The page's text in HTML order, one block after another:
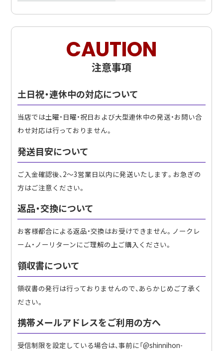
CAUTION
注意事項
土日祝・連休中の対応について
当店では土曜・日曜・祝日および大型連休中の発送・お問い合
わせ対応は行っておりません。
発送目安について
ご入金確認後、2〜3営業日以内に発送いたします。お急ぎの
方はご注意ください。
返品・交換について
お客様都合による返品・交換はお受けできません。ノークレ
ーム・ノーリターンにご理解の上ご購入ください。
領収書について
領収書の発行は行っておりませんので、あらかじめご了承く
ださい。
携帯メールアドレスをご利用の方へ
受信制限を設定している場合は、事前に「@shinnihon-